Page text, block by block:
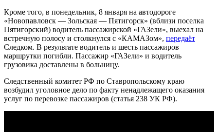
Кроме того, в понедельник, 8 января на автодороге
«Новопавловск — Зольская — Пятигорск» (вблизи поселка
Пятигорский) водитель пассажирской «ГАЗели», выехал на
встречную полосу и столкнулся с «КАМАЗом», передаёт
Следком. В результате водитель и шесть пассажиров
маршрутки погибли. Пассажир «ГАЗели» и водитель
грузовика доставлены в больницу.
Следственный комитет РФ по Ставропольскому краю
возбудил уголовное дело по факту ненадлежащего оказания
услуг по перевозке пассажиров (статья 238 УК РФ).